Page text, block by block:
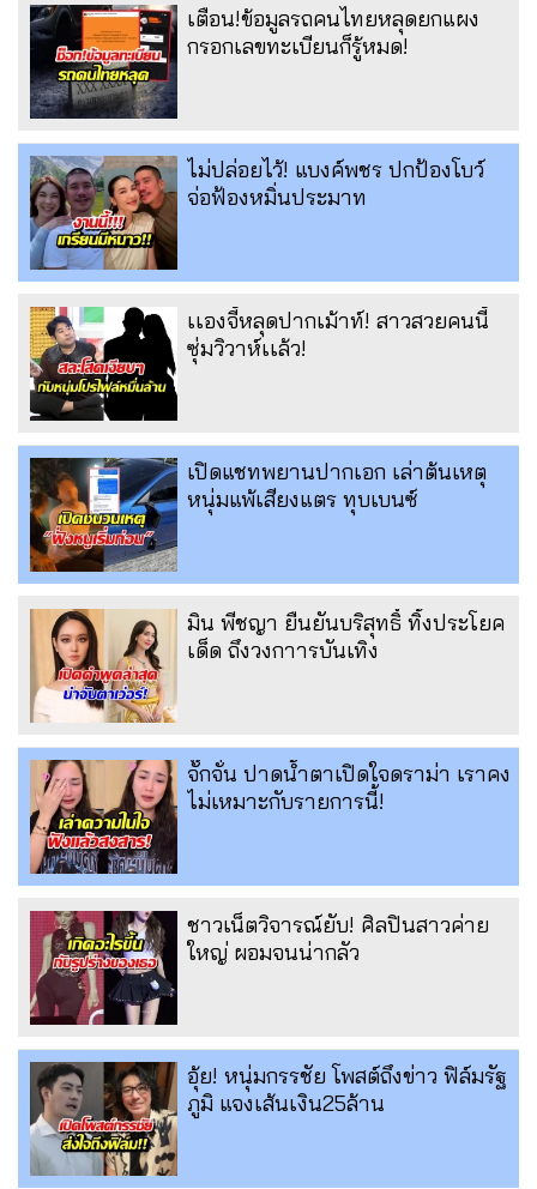
เตือน!ข้อมูลรถคนไทยหลุดยกแผง
กรอกเลขทะเบียนก็รู้หมด!
ไม่ปล่อยไว้! แบงค์พชร ปกป้องโบว์
จ่อฟ้องหมิ่นประมาท
เเองจี้หลุดปากเม้าท์! สาวสวยคนนี้
ซุ่มวิวาห์เเล้ว!
เปิดแชทพยานปากเอก เล่าต้นเหตุ
หนุ่มแพ้เสียงแตร ทุบเบนซ์
มิน พีชญา ยืนยันบริสุทธิ์ ทิ้งประโยค
เด็ด ถึงวงกาารบันเทิง
จั๊กจั่น ปาดน้ำตาเปิดใจดราม่า เราคง
ไม่เหมาะกับรายการนี้!
ชาวเน็ตวิจารณ์ยับ! ศิลปินสาวค่าย
ใหญ่ ผอมจนน่ากลัว
อุ้ย! หนุ่มกรรชัย โพสต์ถึงข่าว ฟิล์มรัฐ
ภูมิ แจงเส้นเงิน25ล้าน